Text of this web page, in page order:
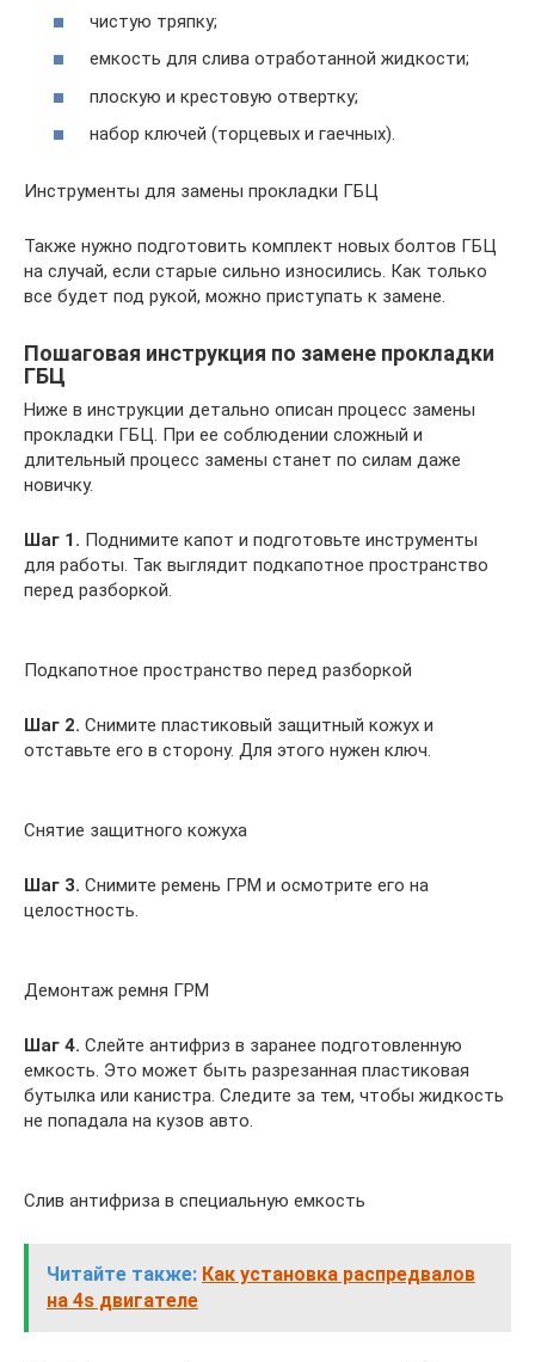
чистую тряпку;
емкость для слива отработанной жидкости;
плоскую и крестовую отвертку;
набор ключей (торцевых и гаечных).
Инструменты для замены прокладки ГБЦ
Также нужно подготовить комплект новых болтов ГБЦ
на случай, если старые сильно износились. Как только
все будет под рукой, можно приступать к замене.
Пошаговая инструкция по замене прокладки
ГБЦ
Ниже в инструкции детально описан процесс замены
прокладки ГБЦ. При ее соблюдении сложный и
длительный процесс замены станет по силам даже
новичку.
Шаг 1. Поднимите капот и подготовьте инструменты
для работы. Так выглядит подкапотное пространство
перед разборкой.
Подкапотное пространство перед разборкой
Шаг 2. Снимите пластиковый защитный кожух и
отставьте его в сторону. Для этого нужен ключ.
Снятие защитного кожуха
Шаг 3. Снимите ремень ГРМ и осмотрите его на
целостность.
Демонтаж ремня ГРМ
Шаг 4. Слейте антифриз в заранее подготовленную
емкость. Это может быть разрезанная пластиковая
бутылка или канистра. Следите за тем, чтобы жидкость
не попадала на кузов авто.
Слив антифриза в специальную емкость
Читайте также: Как установка распредвалов
на 4s двигателе